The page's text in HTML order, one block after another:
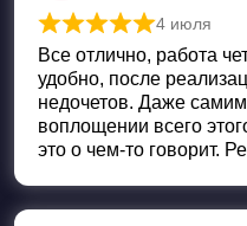
Оценка 5из 5
4 июля
Все отлично, работа
удобно, после
недочетов. Даже
воплощении всего
это о чем-то говорит.